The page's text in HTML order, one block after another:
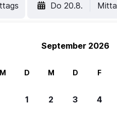
Do 20.8.
September 2026
M D M D F
1 2 3 4